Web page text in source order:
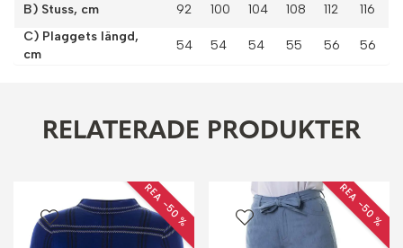
B) Stuss, cm 92 100 104 108 112
116
C) Plaggets längd,
cm
54 54 54 55 56 56
RELATERADE PRODUKTER
REA −50 % REA −50 %